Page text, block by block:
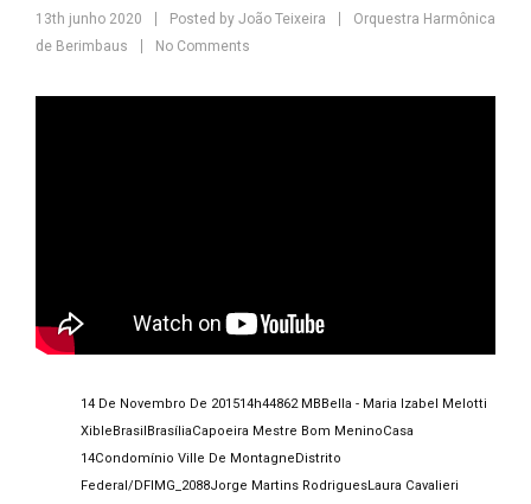
13th junho 2020 Posted by João Teixeira
Orquestra Harmônica
de Berimbaus
No Comments
14 De Novembro De 201514h44862 MB Bella - Maria Izabel Melotti
Xible Brasil BrasíliaCapoeira Mestre Bom MeninoCasa
14Condomínio Ville De Montagne Distrito
Federal/DF IMG_2088Jorge Martins RodriguesLaura Cavalieri